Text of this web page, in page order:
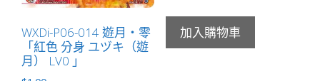
WXDi-P06-014 遊月・零
「紅色 分身 ユヅキ（遊
月） LV0 」
加入購物車